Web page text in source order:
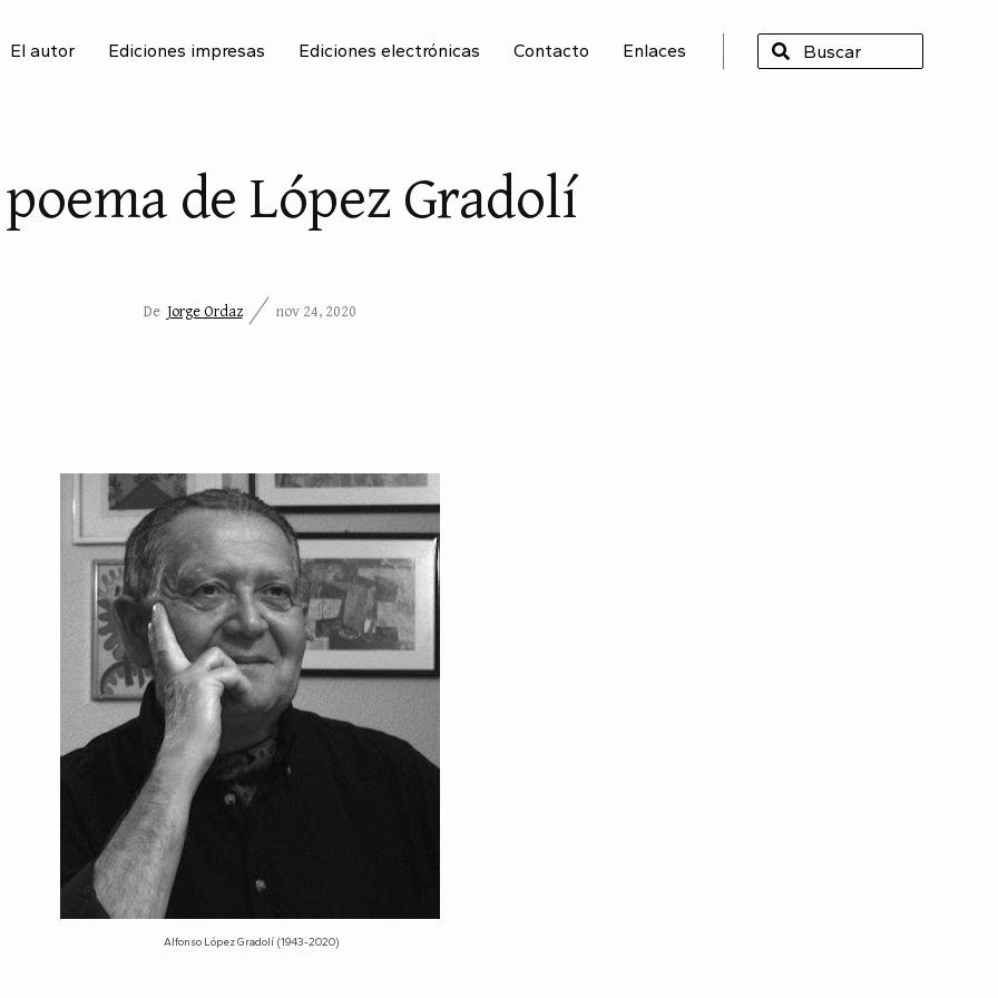
El autor Ediciones impresas Ediciones electrónicas Contacto Enlaces
BUSCAR
de López Gradolí
De Jorge Ordaz nov 24, 2020
Alfonso López Gradolí (1943-2020)